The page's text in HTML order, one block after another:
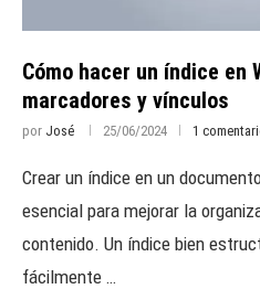
Cómo hacer un índice en
marcadores y vínculos
por José 25/06/2024 1
Crear un índice en un
esencial para mejorar la
contenido. Un índice bien
fácilmente …